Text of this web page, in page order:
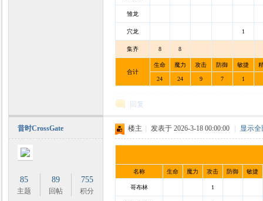
雏龙
穴龙 1
集齐 8 8
合计
生命 魔力 攻击 防御 敏捷
24 24 9 7 1
回复
昔时CrossGate
85
主题
89
回帖
755
积分
楼主 发表于 2026-3-18 00:00:00 显示
名称 生命 魔力 攻击 防御 敏捷
哥布林 1